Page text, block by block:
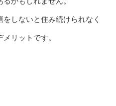
しないと住み続けられなく
リットです。